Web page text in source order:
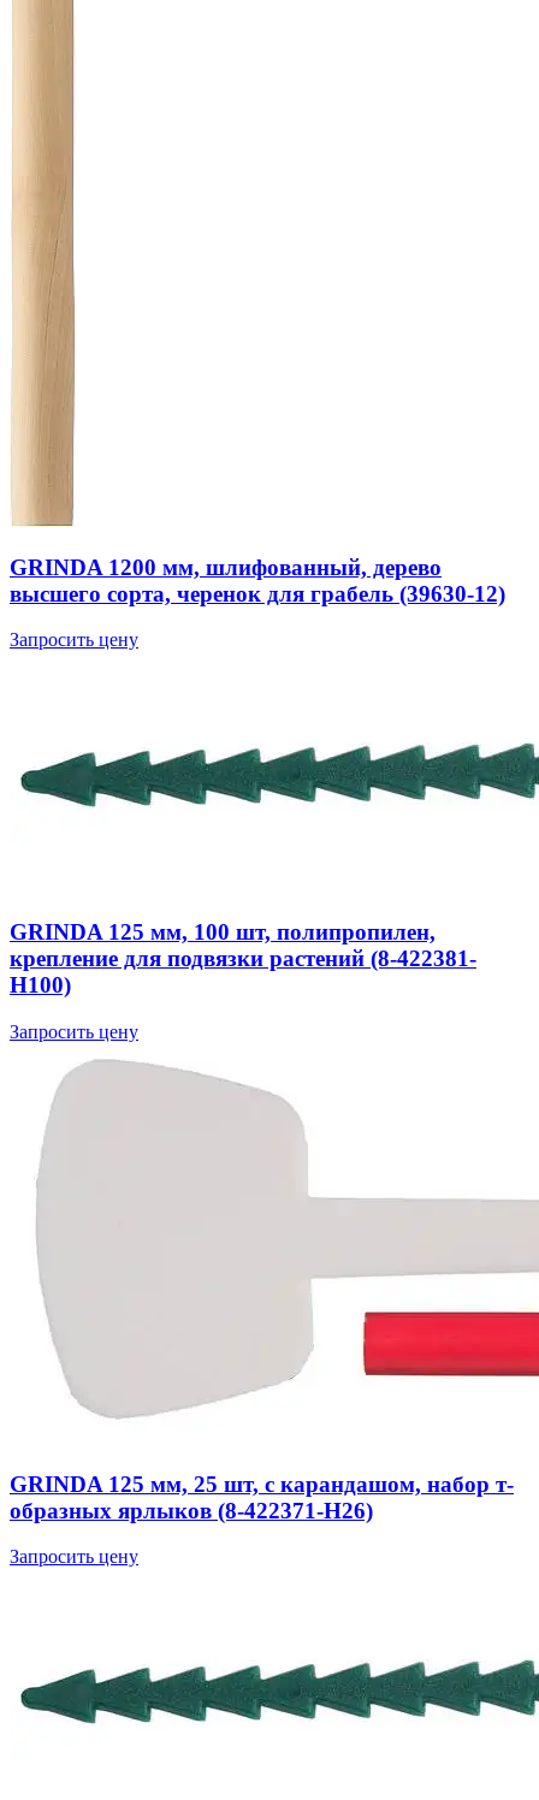
GRINDA 1200 мм, шлифованный, дерево
высшего сорта, черенок для грабель (39630-12)
Запросить цену
GRINDA 125 мм, 100 шт, полипропилен,
крепление для подвязки растений (8-422381-
H100)
Запросить цену
GRINDA 125 мм, 25 шт, с карандашом, набор т-
образных ярлыков (8-422371-H26)
Запросить цену